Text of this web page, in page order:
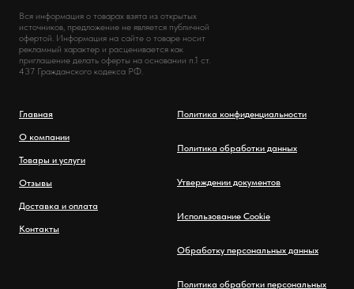
Вся информация о товарах взята из открытых
источников, предложение не является публичной
офертой. Информация на сайте о товаре носит
рекламный характер и расценивается как
приглашение делать оферты на основании п.1 ст.
437 Гражданского кодекса РФ.
Главная
О компании
Товары и услуги
Отзывы
Доставка и оплата
Контакты
Политика конфиденциальности
Политика обработки данных
Утверждении документов
Использование Cookie
Обработку персональных данных
Политика обработки персональных